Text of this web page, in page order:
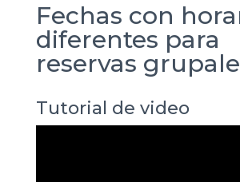
Fechas con
diferentes para
reservas
Tutorial de video